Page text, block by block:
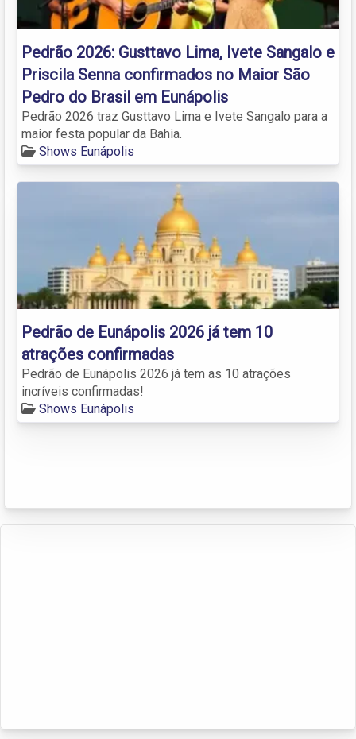
Pedrão 2026: Gusttavo Lima, Ivete Sangalo e
Priscila Senna confirmados no Maior São
Pedro do Brasil em Eunápolis
Pedrão 2026 traz Gusttavo Lima e Ivete Sangalo para a
maior festa popular da Bahia.
Shows Eunápolis
Pedrão de Eunápolis 2026 já tem 10
atrações confirmadas
Pedrão de Eunápolis 2026 já tem as 10 atrações
incríveis confirmadas!
Shows Eunápolis